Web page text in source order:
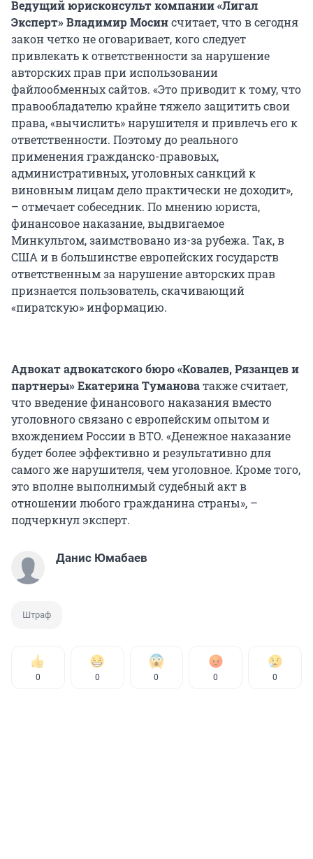
Ведущий юрисконсульт компании «Лигал
Эксперт» Владимир Мосинсчитает, что в сегодня
закон четко не оговаривает, кого следует
привлекать к ответственности за нарушение
авторских прав при использовании
файлообменных сайтов. «Это приводит к тому, что
правообладателю крайне тяжело защитить свои
права, «вычислить» нарушителя и привлечь его к
ответственности. Поэтому до реального
применения гражданско-правовых,
административных, уголовных санкций к
виновным лицам дело практически не доходит»,
– отмечает собеседник. По мнению юриста,
финансовое наказание, выдвигаемое
Минкультом, заимствовано из-за рубежа. Так, в
США и в большинстве европейских государств
ответственным за нарушение авторских прав
признается пользователь, скачивающий
«пиратскую» информацию.
Адвокатадвокатского бюро «Ковалев, Рязанцев и
партнеры» Екатерина Тумановатакже считает,
что введение финансового наказания вместо
уголовного связано с европейским опытом и
вхождением России в ВТО. «Денежное наказание
будет более эффективно и результативно для
самого же нарушителя, чем уголовное. Кроме того,
это вполне выполнимый судебный акт в
отношении любого гражданина страны», –
подчеркнул эксперт.
Данис Юмабаев
Штраф
0 0 0 0 0